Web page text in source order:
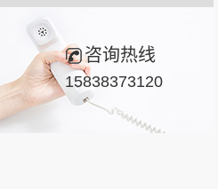
咨询热线
15838373120